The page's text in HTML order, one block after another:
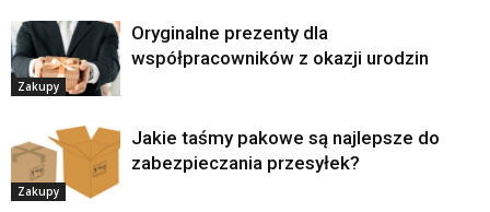
Zakupy
Oryginalne prezenty dla
współpracowników z okazji urodzin
Zakupy
Jakie taśmy pakowe są najlepsze do
zabezpieczania przesyłek?